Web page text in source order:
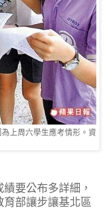
上周六學生應考情形。資
要公布多詳細，
部讓步讓基北區